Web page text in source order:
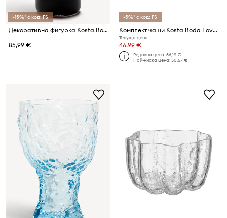
-15%* с код: FS
Декоративна фигурка Kosta Boda Poppy 13,3 cm
85,99 €
-5%* с код: FS
Комплект чаши Kosta Boda Love Him 570 ml (2 броя)
Текуща цена:
46,99 €
Редовна цена:56,19 €
Най-ниска цена:50,57 €